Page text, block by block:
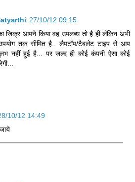
27/10/12 09:15
जिक्र आपने किया वह उपलब्ध तो है ही लेकिन अभी
उपयोग तक सीमित है.. लैपटॉप/टैबलेट टाइप से आप
नहीं हुई है... पर जल्द ही कोई कंपनी ऐसा कोई
10/12 14:49